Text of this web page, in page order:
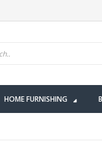
HOME FURNISHING